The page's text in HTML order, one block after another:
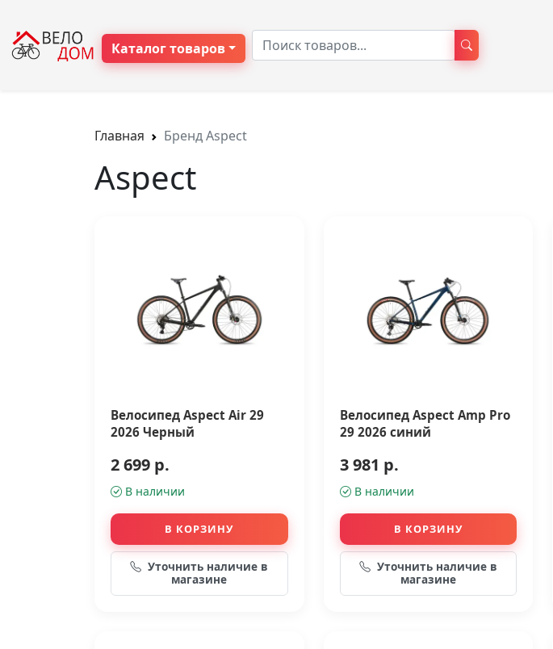
Каталог товаров
Главная Бренд Aspect
Aspect
Велосипед Aspect Air 29
2026 Черный
2 699 р.
В наличии
В КОРЗИНУ
Уточнить наличие в
магазине
Велосипед Aspect Amp Pro
29 2026 синий
3 981 р.
В наличии
В КОРЗИНУ
Уточнить наличие в
магазине